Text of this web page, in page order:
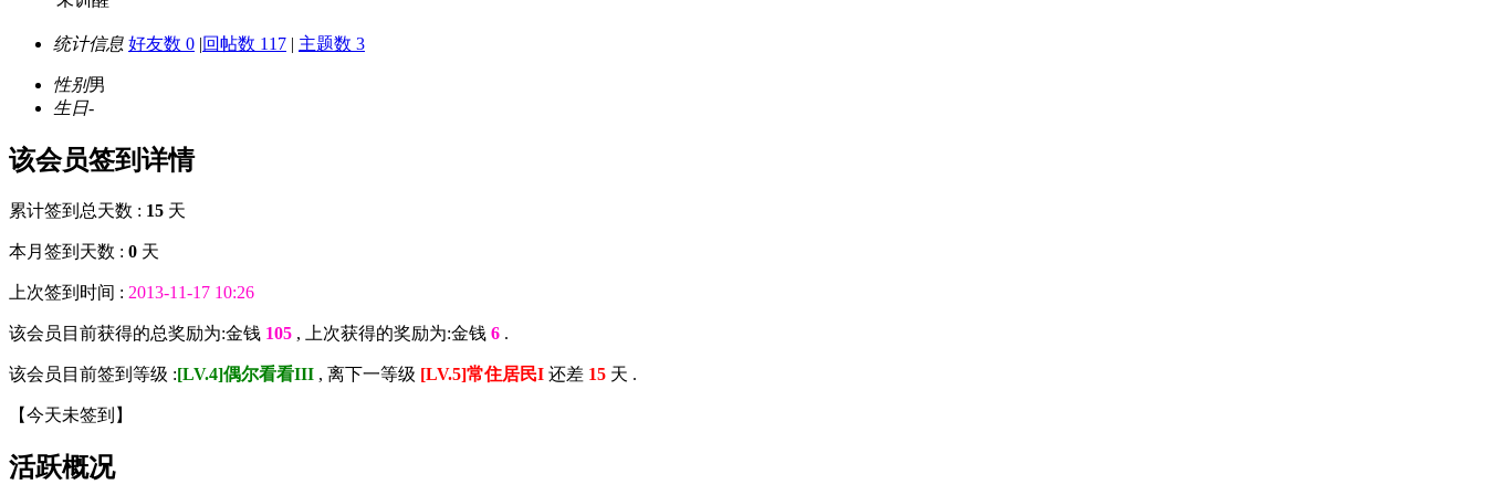
统计信息 好友数 0 |回帖数 117 | 主题数 3
性别男
生日-
该会员签到详情
累计签到总天数 : 15 天
本月签到天数 : 0 天
上次签到时间 : 2013-11-17 10:26
该会员目前获得的总奖励为:金钱 105 , 上次获得的奖励为:金钱 6 .
该会员目前签到等级 :[LV.4]偶尔看看III , 离下一等级 [LV.5]常住居民I 还差 15 天 .
【今天未签到 】
活跃概况